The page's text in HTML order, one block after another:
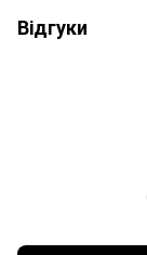
Відгуки